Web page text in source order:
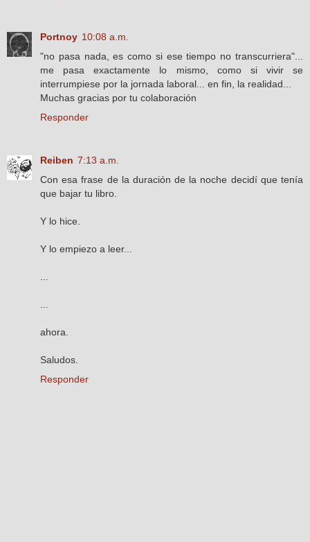
Portnoy 10:08 a.m.
"no pasa nada, es como si ese tiempo no transcurriera"...
me pasa exactamente lo mismo, como si vivir se
interrumpiese por la jornada laboral... en fin, la realidad...
Muchas gracias por tu colaboración
Responder
Reiben 7:13 a.m.
Con esa frase de la duración de la noche decidí que tenía
que bajar tu libro.
Y lo hice.
Y lo empiezo a leer...
ahora.
Saludos.
Responder